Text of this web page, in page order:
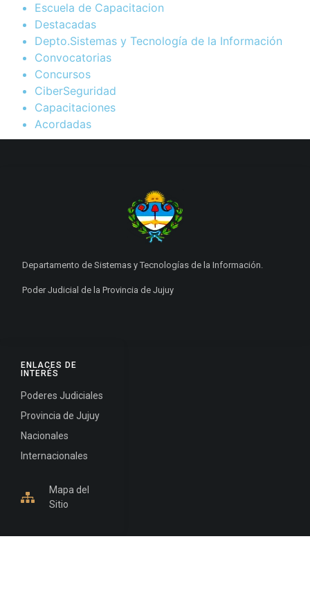
Escuela de Capacitacion
Destacadas
Depto.Sistemas y Tecnología de la Información
Convocatorias
Concursos
CiberSeguridad
Capacitaciones
Acordadas
ENLACES DE
INTERÉS
Poderes Judiciales
Provincia de Jujuy
Nacionales
Internacionales
Mapa del
Sitio
Departamento de Sistemas y Tecnologías de la Información.
Poder Judicial de la Provincia de Jujuy